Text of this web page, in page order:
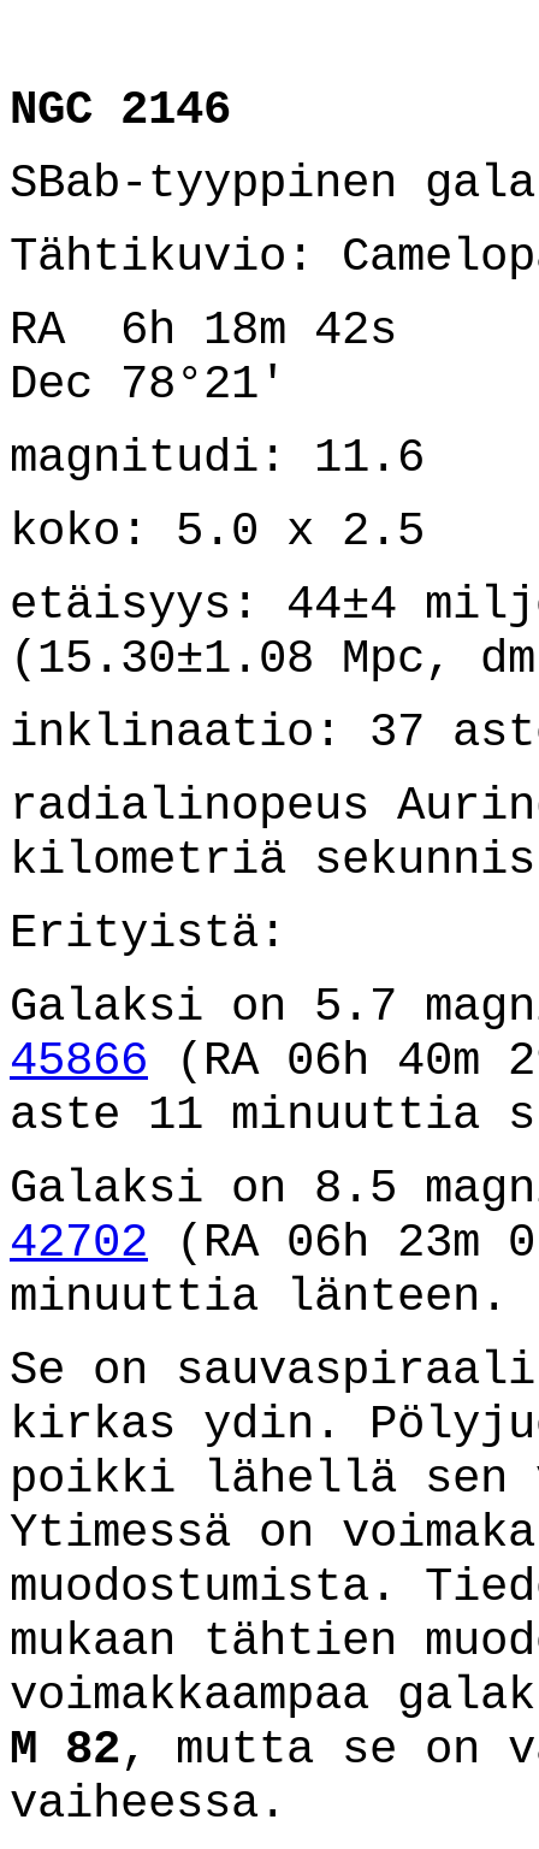
NGC 2146
SBab-tyyppinen
Tähtikuvio:
RA 6h 18m 42s
Dec 78°21'
magnitudi: 11.6
koko: 5.0 x 2.5
etäisyys: 44±4
(15.30±1.08 Mpc,
inklinaatio: 37
radialinopeus
kilometriä
Erityistä:
Galaksi on 5.7
45866 (RA 06h 40m
aste 11 minuuttia
Galaksi on 8.5
42702 (RA 06h 23m
minuuttia länteen.
Se on
kirkas ydin.
poikki lähellä sen
Ytimessä on
muodostumista.
mukaan tähtien
voimakkaampaa
M 82, mutta se on
vaiheessa.